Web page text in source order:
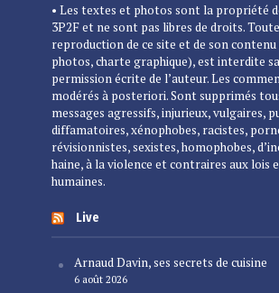
• Les textes et photos sont la propriété
3P2F et ne sont pas libres de droits. Toute
reproduction de ce site et de son
photos, charte graphique), est interdite
permission écrite de l’auteur. Les
modérés à posteriori. Sont supprimés
messages agressifs, injurieux, vulgaires,
diffamatoires, xénophobes, racistes,
révisionnistes, sexistes, homophobes,
haine, à la violence et contraires aux lois
humaines.
Live
Arnaud Davin, ses secrets de cuisine
6 août 2026